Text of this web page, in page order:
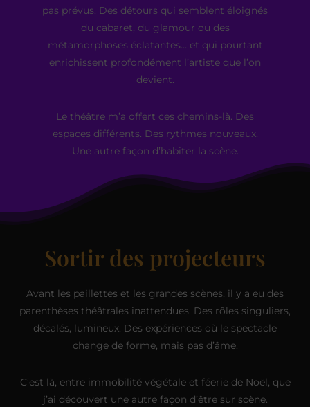
pas prévus. Des détours qui semblent éloignés
du cabaret, du glamour ou des
métamorphoses éclatantes… et qui pourtant
enrichissent profondément l’artiste que l’on
devient.
Le théâtre m’a offert ces chemins-là. Des
espaces différents. Des rythmes nouveaux.
Une autre façon d’habiter la scène.
Sortir des projecteurs
Avant les paillettes et les grandes scènes, il y a eu des
parenthèses théâtrales inattendues. Des rôles singuliers,
décalés, lumineux. Des expériences où le spectacle
change de forme, mais pas d’âme.
C’est là, entre immobilité végétale et féerie de Noël, que
j’ai découvert une autre façon d’être sur scène.